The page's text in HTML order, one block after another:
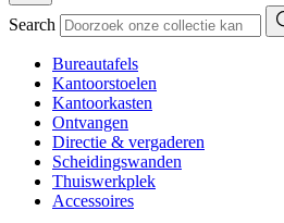
Search
Bureautafels
Kantoorstoelen
Kantoorkasten
Ontvangen
Directie & vergaderen
Scheidingswanden
Thuiswerkplek
Accessoires